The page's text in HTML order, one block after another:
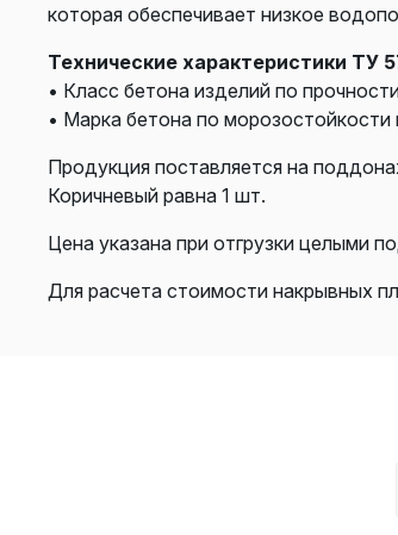
которая обеспечивает низкое
Технические характеристики ТУ
• Класс бетона изделий по
• Марка бетона по морозостойкости
Продукция поставляется на
Коричневый равна 1 шт.
Цена указана при отгрузки целыми
Для расчета стоимости накрывных